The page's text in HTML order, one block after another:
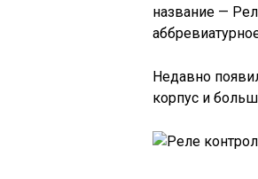
название —
Недавно
корпус и